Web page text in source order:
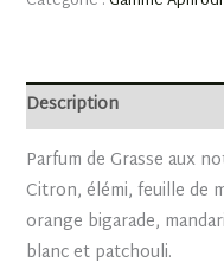
Description
Parfum de Grasse aux
Citron, élémi, feuille de
orange bigarade,
blanc et patchouli.